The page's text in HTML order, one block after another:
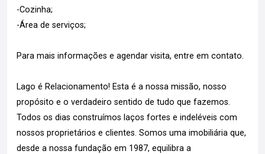
-Cozinha;
-Área de serviços;
Para mais informações e agendar visita, entre em contato.
Lago é Relacionamento! Esta é a nossa missão, nosso
propósito e o verdadeiro sentido de tudo que fazemos.
Todos os dias construímos laços fortes e indeléveis com
nossos proprietários e clientes. Somos uma imobiliária que,
desde a nossa fundação em 1987, equilibra a